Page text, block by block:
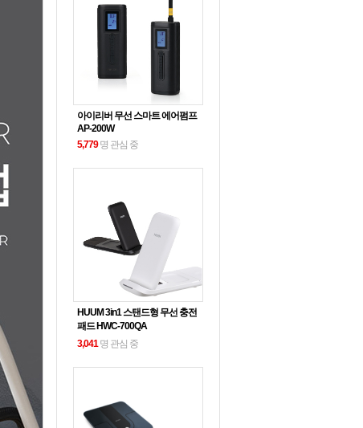
아이리버 무선 스마트 에어펌프
AP-200W
5,779명 관심 중
HUUM 3in1 스탠드형 무선 충전
패드 HWC-700QA
3,041명 관심 중